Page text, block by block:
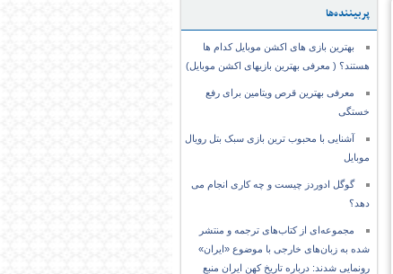
پربیننده‌ها
بهترین بازی های اکشن موبایل کدام ها
هستند؟ ( معرفی بهترین بازیهای اکشن موبایل)
معرفی بهترین قرص ویتامین برای رفع
خستگی
آشنایی با محبوب ترین بازی سبک بتل رویال
موبایل
گوگل ادوردز چیست و چه کاری انجام می
دهد؟
مجموعه‌ای از کتاب‌های ترجمه و منتشر
شده به زبان‌های خارجی با موضوع «ایران»
رونمایی شدند: درباره تاریخ کهن ایران منبع